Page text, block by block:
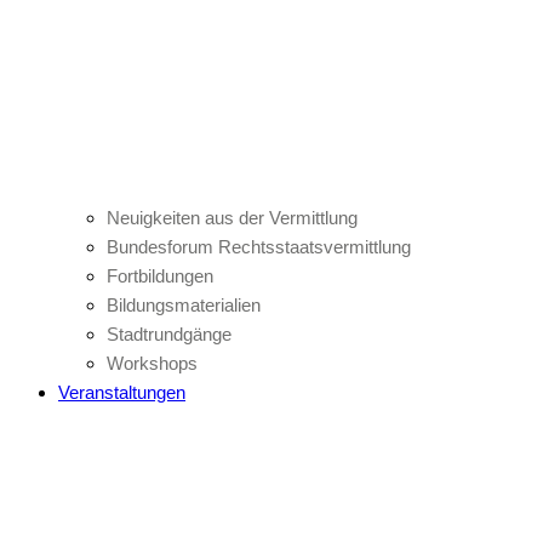
Neuigkeiten aus der Vermittlung
Bundesforum Rechtsstaatsvermittlung
Fortbildungen
Bildungsmaterialien
Stadtrundgänge
Workshops
Veranstaltungen